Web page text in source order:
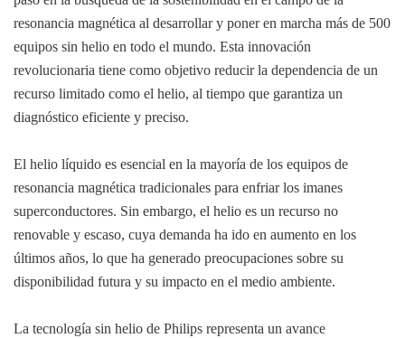
resonancia magnética al desarrollar y poner en marcha más de 500
equipos sin helio en todo el mundo. Esta innovación
revolucionaria tiene como objetivo reducir la dependencia de un
recurso limitado como el helio, al tiempo que garantiza un
diagnóstico eficiente y preciso.
El helio líquido es esencial en la mayoría de los equipos de
resonancia magnética tradicionales para enfriar los imanes
superconductores. Sin embargo, el helio es un recurso no
renovable y escaso, cuya demanda ha ido en aumento en los
últimos años, lo que ha generado preocupaciones sobre su
disponibilidad futura y su impacto en el medio ambiente.
La tecnología sin helio de Philips representa un avance